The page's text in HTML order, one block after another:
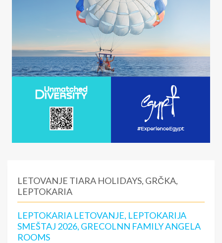
LETOVANJE TIARA HOLIDAYS, GRČKA,
LEPTOKARIA
LEPTOKARIA LETOVANJE, LEPTOKARIJA
SMEŠTAJ 2026, GRECOLNN FAMILY ANGELA
ROOMS